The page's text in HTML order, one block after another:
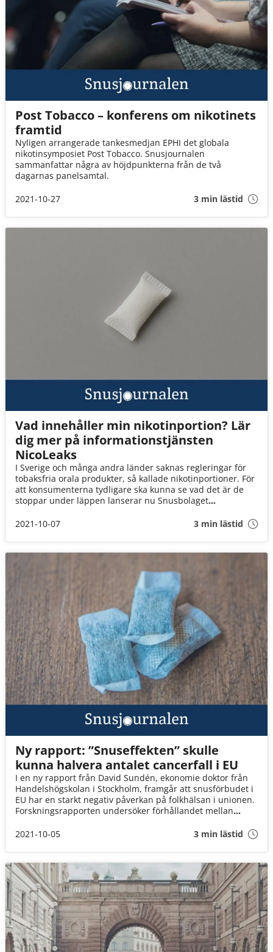
Post Tobacco – konferens om nikotinets
framtid
Nyligen arrangerade tankesmedjan EPHI det globala
nikotinsymposiet Post Tobacco. Snusjournalen
sammanfattar några av höjdpunkterna från de två
dagarnas panelsamtal.
2021-10-27
3 min lästid
Vad innehåller min nikotinportion? Lär
dig mer på informationstjänsten
NicoLeaks
I Sverige och många andra länder saknas regleringar för
tobaksfria orala produkter, så kallade nikotinportioner. För
att konsumenterna tydligare ska kunna se vad det är de
stoppar under läppen lanserar nu Snusbolaget
marknader en ny digital tjänst – NicoLeaks.com.
2021-10-07 3 min lästid
Ny rapport: ”Snuseffekten” skulle
kunna halvera antalet cancerfall i EU
I en ny rapport från David Sundén, ekonomie doktor från
Handelshögskolan i Stockholm, framgår att snusförbudet i
EU har en starkt negativ påverkan på folkhälsan i unionen.
Forskningsrapporten undersöker förhållandet mellan
som riskreducerande alternativ.
2021-10-05 3 min lästid